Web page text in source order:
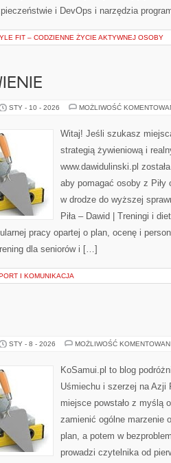
i DevOps i narzędzia
FIT – CODZIENNE ŻYCIE AKTYWNEJ OSOBY
STY - 10 - 2026 MOŻLIWOŚĆ
Witaj! Jeśli szukasz
strategią żywieniową i
www.dawidulinski.pl
aby pomagać osoby z Piły
w drodze do wyższej
Piła – Dawid | Treningi i
pracy opartej o plan, ocenę i
dla seniorów i […]
I KOMUNIKACJA
STY - 8 - 2026 MOŻLIWOŚĆ
KoSamui.pl to blog
Uśmiechu i szerzej na Azji
miejsce powstało z myślą
zamienić ogólne marzenie
plan, a potem w
prowadzi czytelnika od